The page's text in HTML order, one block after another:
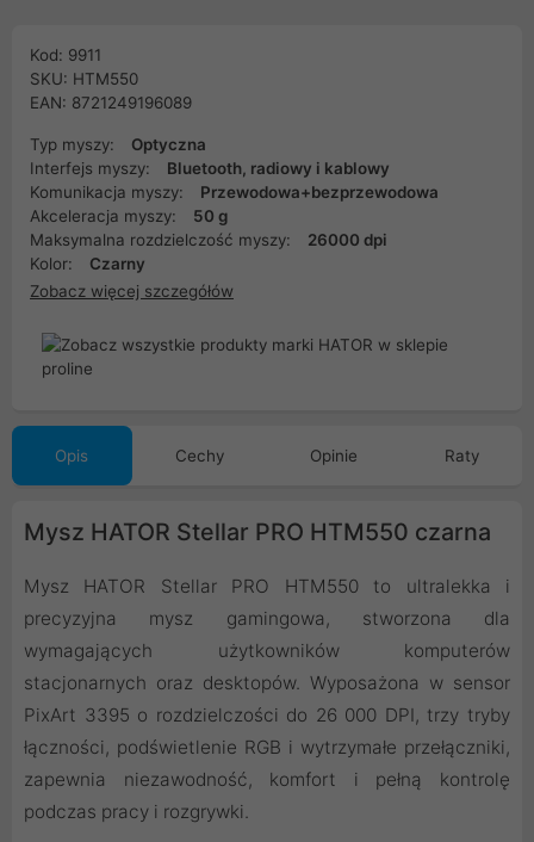
Kod: 9911
SKU: HTM550
EAN: 8721249196089
Typ myszy:
Optyczna
Interfejs myszy:
Bluetooth, radiowy i kablowy
Komunikacja myszy:
Przewodowa+bezprzewodowa
Akceleracja myszy:
50 g
Maksymalna rozdzielczość myszy:
26000 dpi
Kolor:
Czarny
Zobacz więcej szczegółów
Opis Cechy Opinie Raty
Mysz HATOR Stellar PRO HTM550 czarna
Mysz HATOR Stellar PRO HTM550 to ultralekka i
precyzyjna mysz gamingowa, stworzona dla
wymagających użytkowników komputerów
stacjonarnych oraz desktopów. Wyposażona w sensor
PixArt 3395 o rozdzielczości do 26 000 DPI, trzy tryby
łączności, podświetlenie RGB i wytrzymałe przełączniki,
zapewnia niezawodność, komfort i pełną kontrolę
podczas pracy i rozgrywki.